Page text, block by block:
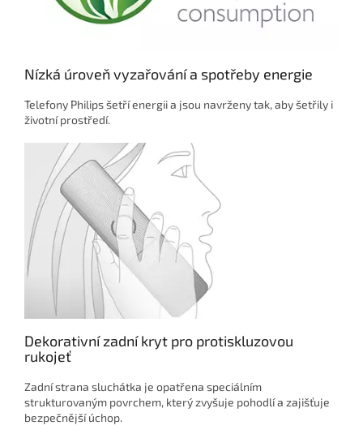
Nízká úroveň vyzařování a spotřeby energie
Telefony Philips šetří energii a jsou navrženy tak, aby šetřily i
životní prostředí.
Dekorativní zadní kryt pro protiskluzovou
rukojeť
Zadní strana sluchátka je opatřena speciálním
strukturovaným povrchem, který zvyšuje pohodlí a zajišťuje
bezpečnější úchop.